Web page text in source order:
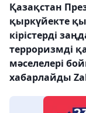
Қазақстан
қыркүйекте
кірістерді
терроризмді
мәселелері
хабарлайды